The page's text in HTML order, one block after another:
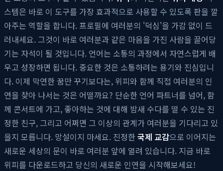
스템은 바로 이 도구를 가장 효과적으로 사용할 수 있도록 판을 깔
아주는 역할을 합니다. 프로필에 여러분의 '덕심'을 가감 없이 드
러내세요. 그것이 바로 여러분과 같은 마음을 가진 사람을 끌어당
기는 자석이 될 것입니다. 언어는 소통의 과정에서 자연스럽게 배
우고 성장하면 됩니다. 중요한 것은 소통하려는 용기와 진심입니
다. 이제 막연한 꿈만 꾸기보다는, 위피와 함께 직접 여러분의 인
연을 찾아 나서는 것은 어떨까요? 단순한 언어 파트너를 넘어, 함
께 콘서트에 가고, 좋아하는 것에 대해 밤새 수다를 떨 수 있는 진
정한 친구, 그리고 어쩌면 그 이상의 관계가 여러분을 기다리고 있
을지 모릅니다. 망설이지 마세요. 진정한 국제 교감으로 이어지는
새로운 세상의 문이 바로 여러분 앞에 열려 있습니다. 지금 바로
위피를 다운로드하고 당신의 새로운 인연을 시작해보세요!